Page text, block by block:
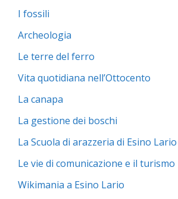
I fossili
Archeologia
Le terre del ferro
Vita quotidiana nell’Ottocento
La canapa
La gestione dei boschi
La Scuola di arazzeria di Esino Lario
Le vie di comunicazione e il turismo
Wikimania a Esino Lario